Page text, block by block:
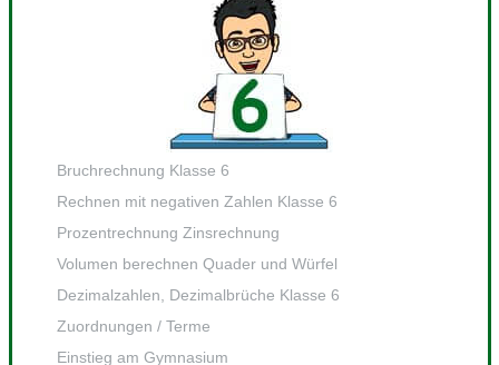
Bruchrechnung Klasse 6
Rechnen mit negativen Zahlen Klasse 6
Prozentrechnung Zinsrechnung
Volumen berechnen Quader und Würfel
Dezimalzahlen, Dezimalbrüche Klasse 6
Zuordnungen / Terme
Einstieg am Gymnasium